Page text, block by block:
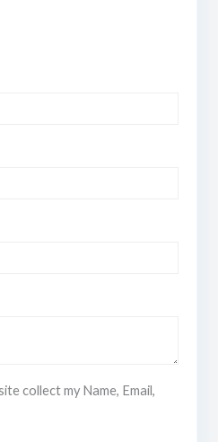
collect my Name, Email,